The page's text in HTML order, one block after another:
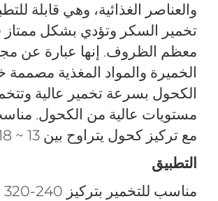
والعناصر الغذائية، وهي قابلة
تخمير السكر وتؤدي بشكل
معظم الظروف. إنها عبارة عن
الخميرة والمواد المغذية مصممة
الكحول بسرعة تخمير عالية
مستويات عالية من الكحول.
مع تركيز كحول يتراوح بين 13 ~ 18%.
التطبيق